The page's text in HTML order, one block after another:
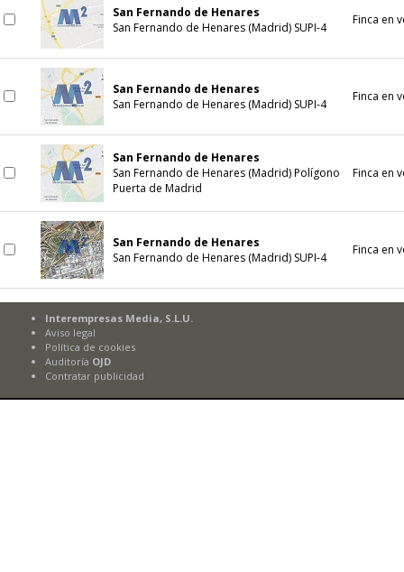
San Fernando de Henares
San Fernando de Henares (Madrid) SUPI-4
Finca en
San Fernando de Henares
San Fernando de Henares (Madrid) SUPI-4
Finca en
San Fernando de Henares
San Fernando de Henares (Madrid) Polígono
Puerta de Madrid
Finca en
San Fernando de Henares
San Fernando de Henares (Madrid) SUPI-4
Finca en
Interempresas Media, S.L.U.
Aviso legal
Política de cookies
Auditoría OJD
Contratar publicidad